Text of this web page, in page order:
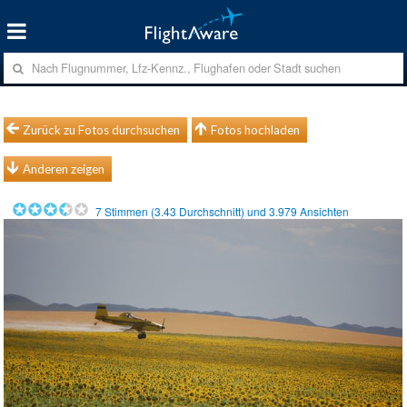
Zurück zu Fotos durchsuchen Fotos hochladen
Anderen zeigen
7Stimmen (3.43 Durchschnitt) und3.979 Ansichten